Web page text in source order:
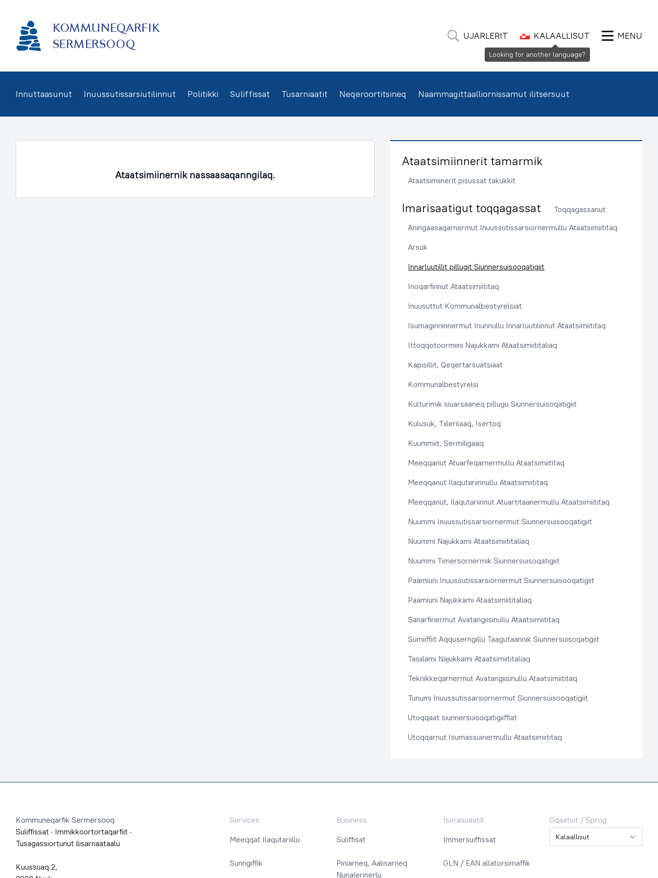
KOMMUNEQARFIK
SERMERSOOQ
UJARLERIT KALAALLISUT MENU
Innuttaasunut Inuussutissarsiutilinnut Politikki Suliffissat Tusarniaatit Neqeroortitsineq Naammagittaalliornissamut ilitsersuut
Ataatsimiinernik nassaasaqanngilaq.
Ataatsimiinnerit tamarmik
Ataatsimiinerit pisussat takukkit
Imarisaatigut toqqagassat
Toqqagassanut
Aningaasaqarnermut Inuussutissarsiornermullu Ataatsimiititaq
Arsuk
Innarluutillit pillugit Siunnersuisooqatigiit
Inoqarfinnut Ataatsimiititaq
Inuusuttut Kommunalbestyrelsiat
Isumaginninnermut Inunnullu Innarluutilinnut Ataatsimiititaq
Ittoqqotoormiini Najukkami Ataatsimiititaliaq
Kapisillit, Qeqertarsuatsiaat
Kommunalbestyrelsi
Kulturimik siuarsaaneq pillugu Siunnersuisoqatigiit
Kulusuk, Tiilerilaaq, Isertoq
Kuummiit, Sermiligaaq
Meeqqanut Atuarfeqarnermullu Ataatsimiititaq
Meeqqanut Ilaqutariinnullu Ataatsimiititaq
Meeqqanut, Ilaqutariinnut Atuartitaanermullu Ataatsimiititaq
Nuummi Inuussutissarsiornermut Siunnersuisooqatigiit
Nuummi Najukkami Ataatsimiititaliaq
Nuummi Timersornermik Siunnersuisoqatigiit
Paamiuni Inuussutissarsiornermut Siunnersuisooqatigiit
Paamiuni Najukkami Ataatsimiititaliaq
Sanarfinermut Avatangiisinullu Ataatsimiititaq
Sumiiffiit Aqquserngillu Taagutaannik Siunnersuisoqatigiit
Tasiilami Najukkami Ataatsimiititaliaq
Teknikkeqarnermut Avatangiisinullu Ataatsimiititaq
Tunumi Inuussutissarsiornermut Siunnersuisooqatigiit
Utoqqaat siunnersuisoqatigiiffiat
Utoqqarnut Isumassuinermullu Ataatsimiititaq
Kommuneqarfik Sermersooq
Suliffissat · Immikkoortortaqarfiit ·
Tusagassiortunut ilisarnaataalu
Kuussuaq 2,
Services
Meeqqat Ilaqutariillu
Sunngiffik
Business
Suliffisat
Piniarneq, Aalisarneq
Nunalerinerlu
Iserasuaatit
Immersuiffissat
GLN / EAN allatorsimaffik
Oqaatsit / Sprog
Oqaatsit / Sprog
Looking for another language?